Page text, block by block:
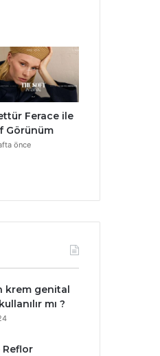
Ferace ile
Görünüm
önce
krem genital
mı ?
Reflor